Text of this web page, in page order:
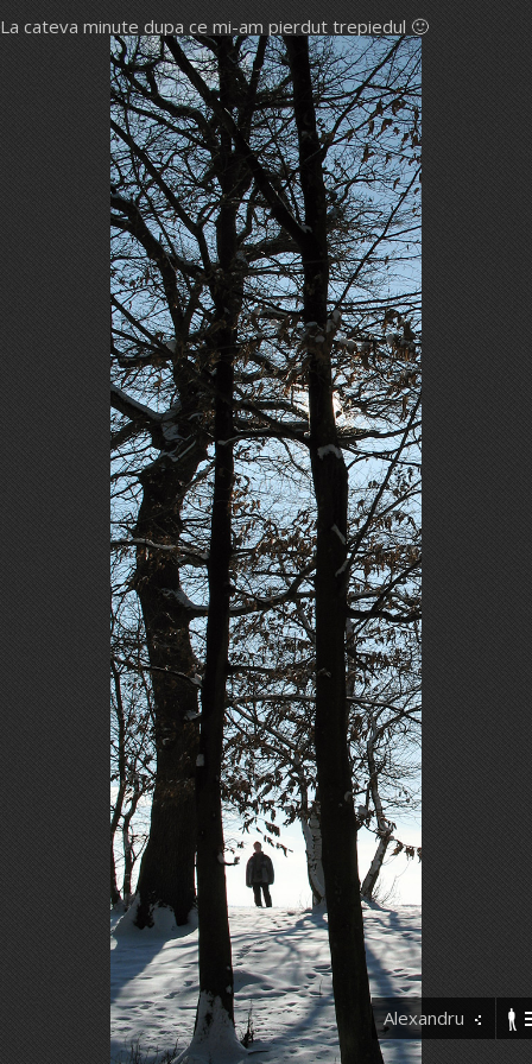
Alexandru
La cateva minute dupa ce mi-am pierdut trepiedul 🙂